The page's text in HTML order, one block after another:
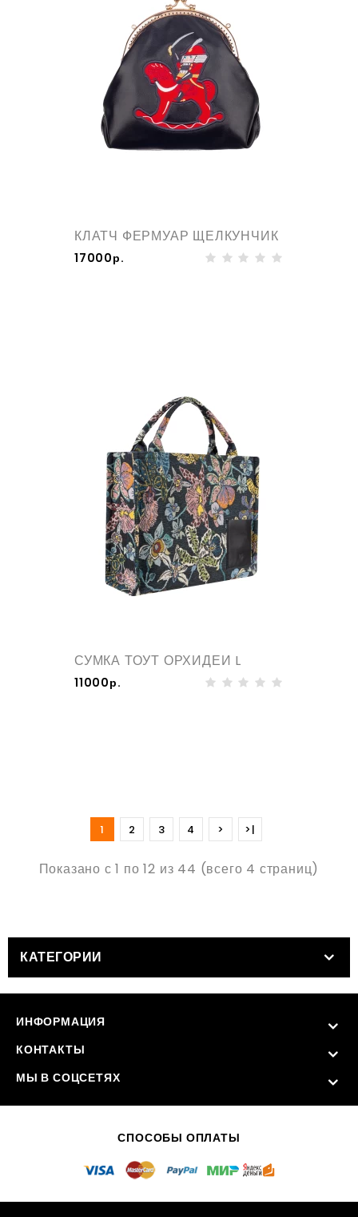
КЛАТЧ ФЕРМУАР ЩЕЛКУНЧИК
17000р.
СУМКА ТОУТ ОРХИДЕИ L
11000р.
1 2 3 4 > >|
Показано с 1 по 12 из 44 (всего 4 страниц)
КАТЕГОРИИ
ИНФОРМАЦИЯ
КОНТАКТЫ
МЫ В СОЦСЕТЯХ
СПОСОБЫ ОПЛАТЫ